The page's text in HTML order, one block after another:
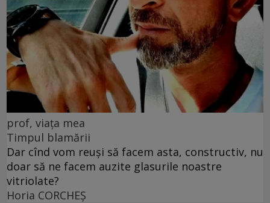
prof, viața mea
Timpul blamării
Dar cînd vom reuși să facem asta, constructiv, nu
doar să ne facem auzite glasurile noastre
vitriolate?
Horia CORCHEŞ